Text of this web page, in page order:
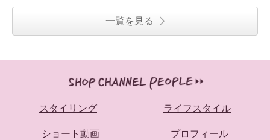
一覧を見る
スタイリング ライフスタイル
ショート動画 プロフィール